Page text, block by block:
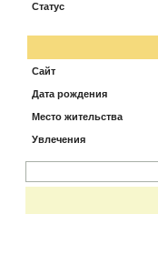
Статус
Сайт
Дата рождения
Место жительства
Увлечения